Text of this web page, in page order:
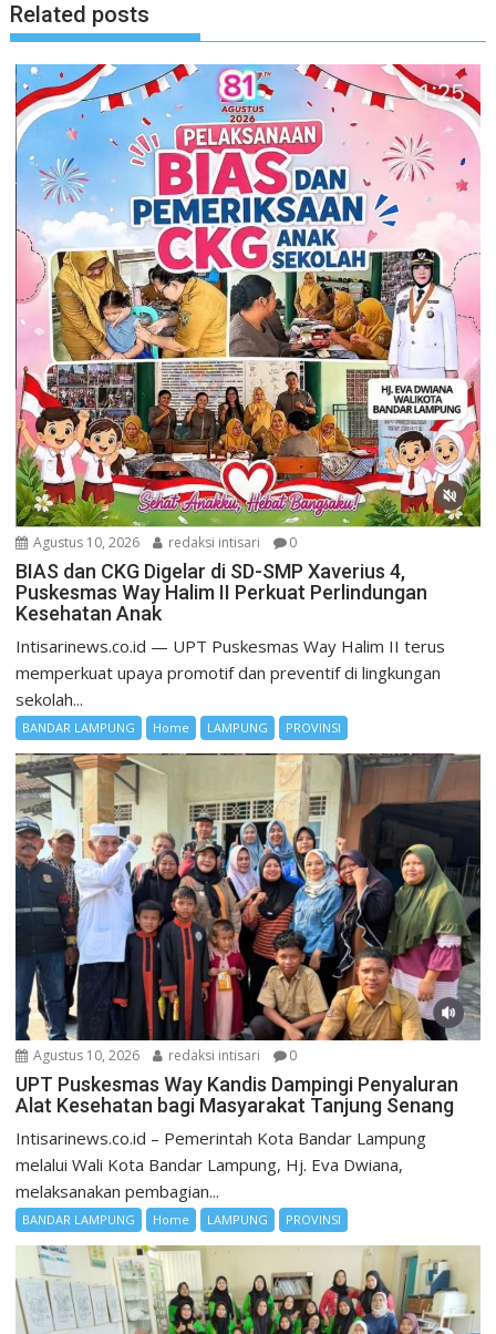
Related posts
Agustus 10, 2026 redaksi intisari 0
BIAS dan CKG Digelar di SD-SMP Xaverius 4,
Puskesmas Way Halim II Perkuat Perlindungan
Kesehatan Anak
Intisarinews.co.id — UPT Puskesmas Way Halim II terus
memperkuat upaya promotif dan preventif di lingkungan
sekolah...
BANDAR LAMPUNG Home LAMPUNG PROVINSI
Agustus 10, 2026 redaksi intisari 0
UPT Puskesmas Way Kandis Dampingi Penyaluran
Alat Kesehatan bagi Masyarakat Tanjung Senang
Intisarinews.co.id – Pemerintah Kota Bandar Lampung
melalui Wali Kota Bandar Lampung, Hj. Eva Dwiana,
melaksanakan pembagian...
BANDAR LAMPUNG Home LAMPUNG PROVINSI